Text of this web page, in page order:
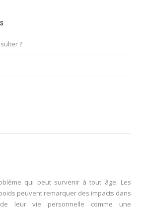
?
qui peut survenir à tout âge. Les
peuvent remarquer des impacts dans
leur vie personnelle comme une